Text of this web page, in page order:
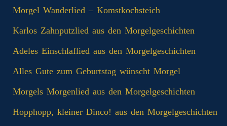
Morgel Wanderlied – Komstkochsteich
Karlos Zahnputzlied aus den Morgelgeschichten
Adeles Einschlaflied aus den Morgelgeschichten
Alles Gute zum Geburtstag wünscht Morgel
Morgels Morgenlied aus den Morgelgeschichten
Hopphopp, kleiner Dinco! aus den Morgelgeschichten